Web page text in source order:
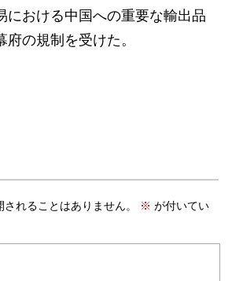
における中国への重要な輸出品
の規制を受けた。
れることはありません。 ※ が付いてい